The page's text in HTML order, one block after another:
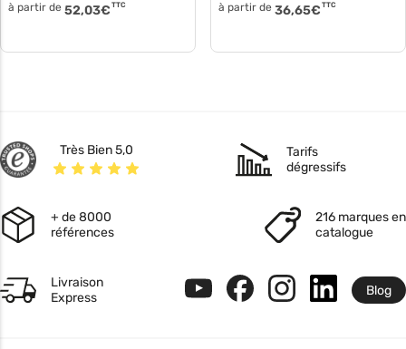
à partir de 52,03€ TTC à partir de 36,65€ TTC
Très Bien 5,0
Tarifs
dégressifs
+ de 8000
références
216 marques en
catalogue
Livraison
Express
Blog